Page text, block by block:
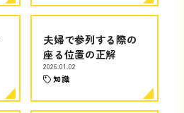
夫婦で参列する際の
座る位置の正解
2026.01.02
知識